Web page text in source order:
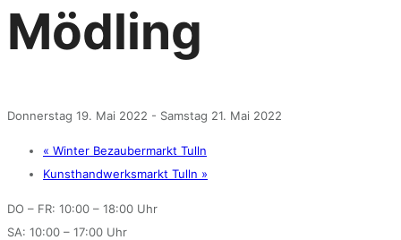
Mödling
Donnerstag 19. Mai 2022 - Samstag 21. Mai 2022
« Winter Bezaubermarkt Tulln
Kunsthandwerksmarkt Tulln »
DO – FR: 10:00 – 18:00 Uhr
SA: 10:00 – 17:00 Uhr